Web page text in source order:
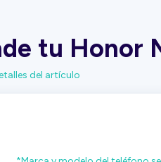
tu Honor
del artículo